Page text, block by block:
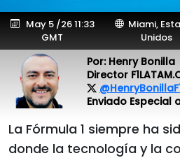
May 5 /26 11:33
GMT
Miami,
Unidos
Por: Henry Bonilla
Director
Enviado Especial a
La Fórmula 1 siempre ha
donde la tecnología y la